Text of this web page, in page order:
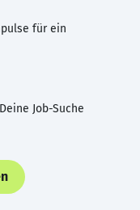
für ein
Job-Suche